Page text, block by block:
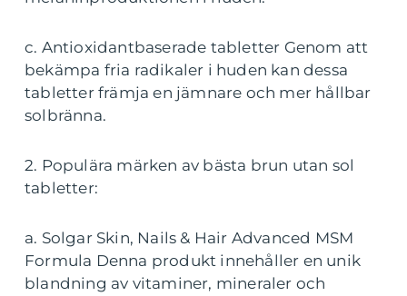
c. Antioxidantbaserade tabletter Genom att
bekämpa fria radikaler i huden kan dessa
tabletter främja en jämnare och mer hållbar
solbränna.
2. Populära märken av bästa brun utan sol
tabletter:
a. Solgar Skin, Nails & Hair Advanced MSM
Formula Denna produkt innehåller en unik
blandning av vitaminer, mineraler och